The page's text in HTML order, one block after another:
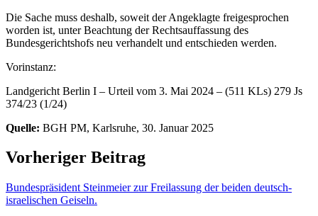
Die Sache muss deshalb, soweit der Angeklagte freigesprochen
worden ist, unter Beachtung der Rechtsauffassung des
Bundesgerichtshofs neu verhandelt und entschieden werden.
Vorinstanz:
Landgericht Berlin I – Urteil vom 3. Mai 2024 – (511 KLs) 279 Js
374/23 (1/24)
Quelle: BGH PM, Karlsruhe, 30. Januar 2025
Vorheriger Beitrag
Bundespräsident Steinmeier zur Freilassung der beiden deutsch-
israelischen Geiseln.